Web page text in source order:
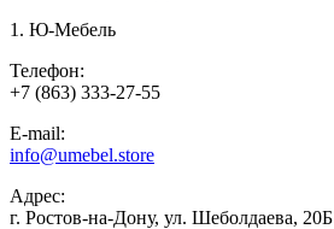
1. Ю-Мебель
Телефон:
+7 (863) 333-27-55
E-mail:
info@umebel.store
Адрес:
г. Ростов-на-Дону, ул. Шеболдаева, 20Б